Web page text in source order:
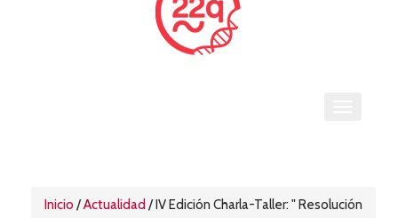
Inicio /Actualidad /IV Edición Charla-Taller: " Resolución